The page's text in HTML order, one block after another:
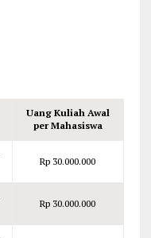
Uang Kuliah Awal
per Mahasiswa
Rp 30.000.000
Rp 30.000.000